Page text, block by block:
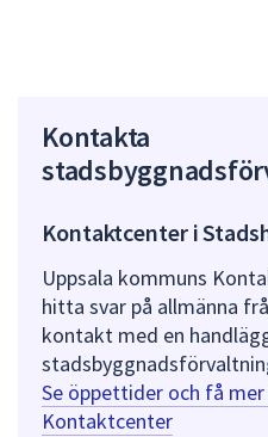
Kontakta
Kontaktcenter i
Uppsala kommuns
hitta svar på allmänna
kontakt med en
Se öppettider och få
Kontaktcenter